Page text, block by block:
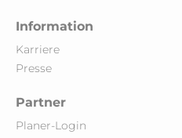
Information
Karriere
Presse
Partner
Planer-Login